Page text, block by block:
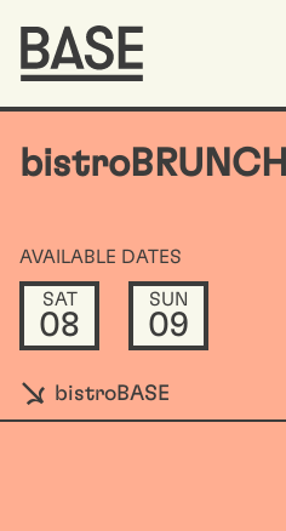
bistroBRUNCH
AVAILABLE DATES
SAT
08
SUN
09
bistroBASE